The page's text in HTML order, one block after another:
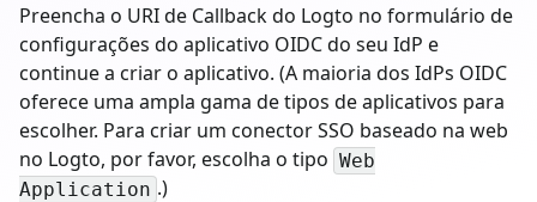
Preencha o URI de Callback do Logto no formulário de
configurações do aplicativo OIDC do seu IdP e
continue a criar o aplicativo. (A maioria dos IdPs OIDC
oferece uma ampla gama de tipos de aplicativos para
escolher. Para criar um conector SSO baseado na web
no Logto, por favor, escolha o tipo Web
Application .)